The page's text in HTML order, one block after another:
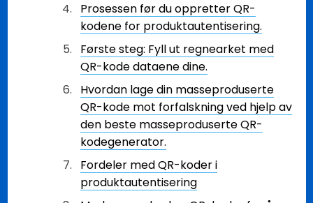
Prosessen før du oppretter QR-
kodene for produktautentisering.
Første steg: Fyll ut regnearket med
QR-kode dataene dine.
Hvordan lage din masseproduserte
QR-kode mot forfalskning ved hjelp av
den beste masseproduserte QR-
kodegenerator.
Fordeler med QR-koder i
produktautentisering